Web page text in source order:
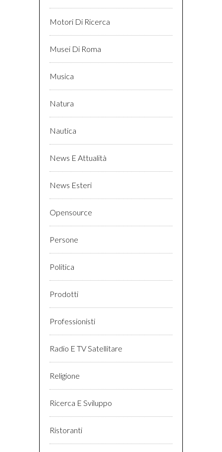
Motori Di Ricerca
Musei Di Roma
Musica
Natura
Nautica
News E Attualità
News Esteri
Opensource
Persone
Politica
Prodotti
Professionisti
Radio E TV Satellitare
Religione
Ricerca E Sviluppo
Ristoranti